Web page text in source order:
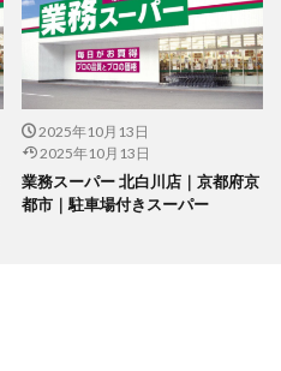
2025年10月13日
2025年10月13日
業務スーパー 北白川店｜京都府京
都市｜駐車場付きスーパー